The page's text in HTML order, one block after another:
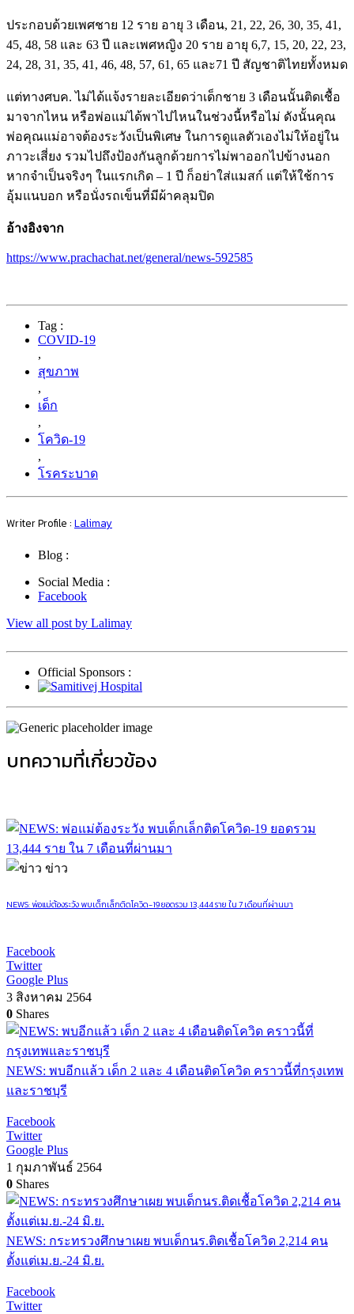
ประกอบด้วยเพศชาย 12 ราย อายุ 3 เดือน, 21, 22, 26, 30, 35, 41,
45, 48, 58 และ 63 ปี และเพศหญิง 20 ราย อายุ 6,7, 15, 20, 22, 23,
24, 28, 31, 35, 41, 46, 48, 57, 61, 65 และ71 ปี สัญชาติไทยทั้งหมด
แต่ทางศบค. ไม่ได้แจ้งรายละเอียดว่าเด็กชาย 3 เดือนนั้นติดเชื้อ
มาจากไหน หรือพ่อแม่ได้พาไปไหนในช่วงนี้หรือไม่ ดังนั้นคุณ
พ่อคุณแม่อาจต้องระวังเป็นพิเศษ ในการดูแลตัวเองไม่ให้อยู่ใน
ภาวะเสี่ยง รวมไปถึงป้องกันลูกด้วยการไม่พาออกไปข้างนอก
หากจำเป็นจริงๆ ในแรกเกิด – 1 ปี ก็อย่าใส่แมสก์ แต่ให้ใช้การ
อุ้มแนบอก หรือนั่งรถเข็นที่มีผ้าคลุมปิด
อ้างอิงจาก
https://www.prachachat.net/general/news-592585
Tag :
COVID-19
,
สุขภาพ
,
เด็ก
,
โควิด-19
,
โรคระบาด
Writer Profile : Lalimay
Blog :
Social Media :
Facebook
View all post by Lalimay
Official Sponsors :
บทความที่เกี่ยวข้อง
ข่าว
NEWS: พ่อแม่ต้องระวัง พบเด็กเล็กติดโควิด-19 ยอดรวม 13,444 ราย ใน 7 เดือนที่ผ่านมา
Facebook
Twitter
Google Plus
3 สิงหาคม 2564
0 Shares
NEWS: พบอีกแล้ว เด็ก 2 และ 4 เดือนติดโควิด คราวนี้ที่กรุงเทพ
และราชบุรี
Facebook
Twitter
Google Plus
1 กุมภาพันธ์ 2564
0 Shares
NEWS: กระทรวงศึกษาเผย พบเด็กนร.ติดเชื้อโควิด 2,214 คน
ตั้งแต่เม.ย.-24 มิ.ย.
Facebook
Twitter